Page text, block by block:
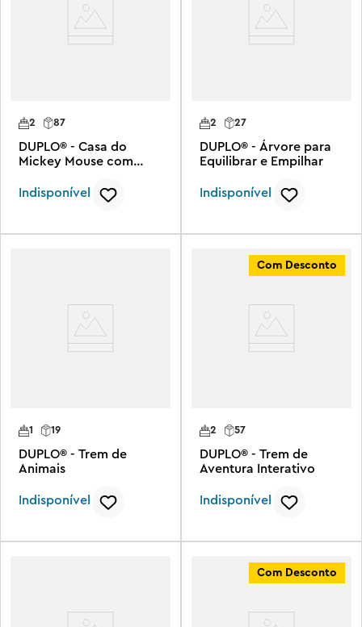
2 87
DUPLO® - Casa do
Mickey Mouse com
Indisponível
2 27
DUPLO® - Árvore para
Equilibrar e Empilhar
Indisponível
1 19
DUPLO® - Trem de
Animais
Indisponível
Com Desconto
57
2
DUPLO® - Trem de
Aventura Interativo
Indisponível
Com Desconto